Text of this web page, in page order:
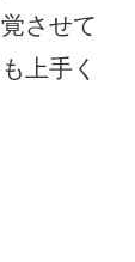
させて
上手く